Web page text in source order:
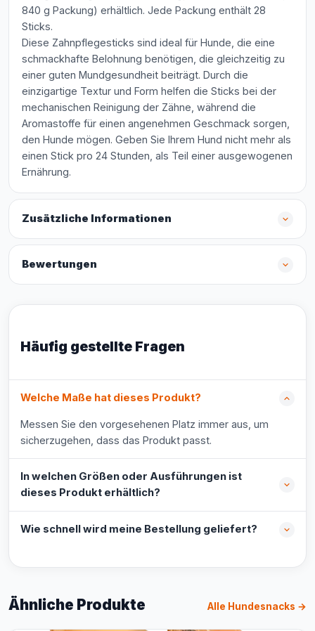
840 g Packung) erhältlich. Jede Packung enthält 28
Sticks.
Diese Zahnpflegesticks sind ideal für Hunde, die eine
schmackhafte Belohnung benötigen, die gleichzeitig zu
einer guten Mundgesundheit beiträgt. Durch die
einzigartige Textur und Form helfen die Sticks bei der
mechanischen Reinigung der Zähne, während die
Aromastoffe für einen angenehmen Geschmack sorgen,
den Hunde mögen. Geben Sie Ihrem Hund nicht mehr als
einen Stick pro 24 Stunden, als Teil einer ausgewogenen
Ernährung.
Zusätzliche Informationen
Bewertungen
Häufig gestellte Fragen
Welche Maße hat dieses Produkt?
Messen Sie den vorgesehenen Platz immer aus, um
sicherzugehen, dass das Produkt passt.
In welchen Größen oder Ausführungen ist
dieses Produkt erhältlich?
Wie schnell wird meine Bestellung geliefert?
Ähnliche Produkte Alle Hundesnacks →